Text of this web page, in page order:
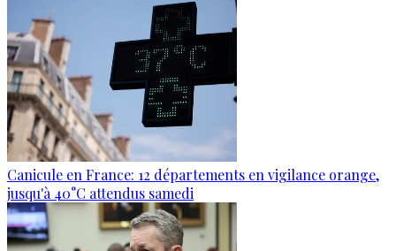
Canicule en France: 12 départements en vigilance orange,
jusqu'à 40°C attendus samedi